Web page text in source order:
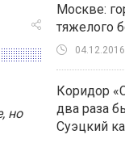
но
Москве:
тяжелого
Коридор
два раза
Суэцкий